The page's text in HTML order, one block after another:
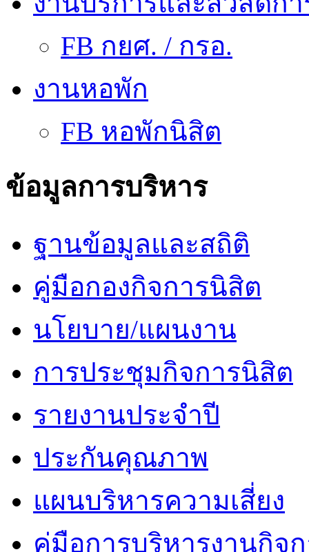
FB กยศ. / กรอ.
งานหอพัก
FB หอพักนิสิต
ข้อมูลการบริหาร
ฐานข้อมูลและสถิติ
คู่มือกองกิจการนิสิต
นโยบาย/แผนงาน
การประชุมกิจการนิสิต
รายงานประจำปี
ประกันคุณภาพ
แผนบริหารความเสี่ยง
คู่มือการบริหารงานกิจ